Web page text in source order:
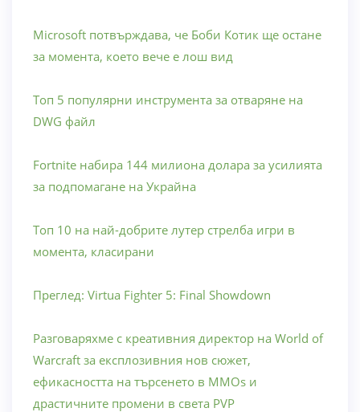
Microsoft потвърждава, че Боби Котик ще остане
за момента, което вече е лош вид
Топ 5 популярни инструмента за отваряне на
DWG файл
Fortnite набира 144 милиона долара за усилията
за подпомагане на Украйна
Топ 10 на най-добрите лутер стрелба игри в
момента, класирани
Преглед: Virtua Fighter 5: Final Showdown
Разговаряхме с креативния директор на World of
Warcraft за експлозивния нов сюжет,
ефикасността на търсенето в MMOs и
драстичните промени в света PVP